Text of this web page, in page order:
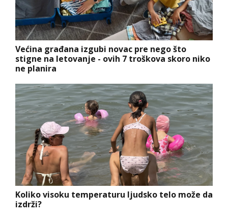
Većina građana izgubi novac pre nego što
stigne na letovanje - ovih 7 troškova skoro niko
ne planira
Koliko visoku temperaturu ljudsko telo može da
izdrži?